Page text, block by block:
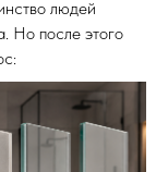
людей
Но после этого